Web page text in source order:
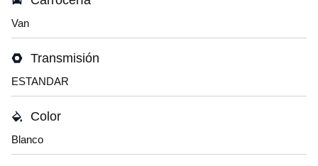
Van
Transmisión
ESTANDAR
Color
Blanco